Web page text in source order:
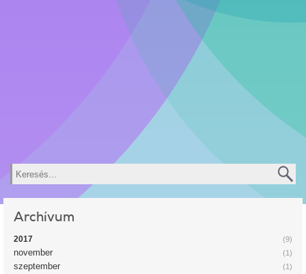
Keresés
Archívum
(9)
2017
(1)
november
(1)
szeptember